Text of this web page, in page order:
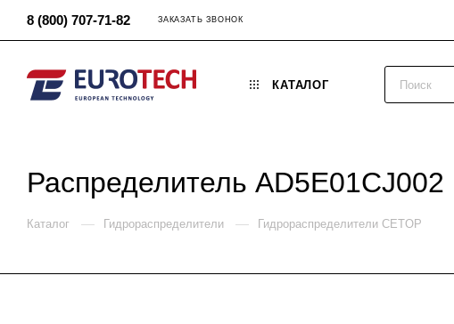
8 (800) 707-71-82 ЗАКАЗАТЬ ЗВОНОК
КАТАЛОГ
Распределитель AD5E01CJ002
Каталог — Гидрораспределители — Гидрораспределители CETOP